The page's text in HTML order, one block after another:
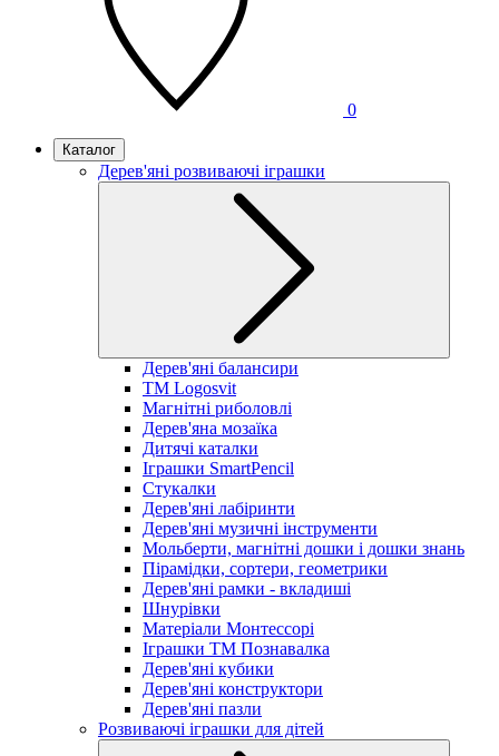
0
Каталог
Дерев'яні розвиваючі іграшки
Дерев'яні балансири
TM Logosvit
Магнітні риболовлі
Дерев'яна мозаїка
Дитячі каталки
Іграшки SmartPencil
Стукалки
Дерев'яні лабіринти
Дерев'яні музичні інструменти
Мольберти, магнітні дошки і дошки знань
Пірамідки, сортери, геометрики
Дерев'яні рамки - вкладиші
Шнурівки
Матеріали Монтессорі
Іграшки ТМ Познавалка
Дерев'яні кубики
Дерев'яні конструктори
Дерев'яні пазли
Розвиваючі іграшки для дітей